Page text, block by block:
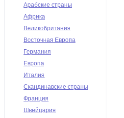
Арабские страны
Африка
Великобритания
Восточная Европа
Германия
Европа
Италия
Скандинавские страны
Франция
Швейцария